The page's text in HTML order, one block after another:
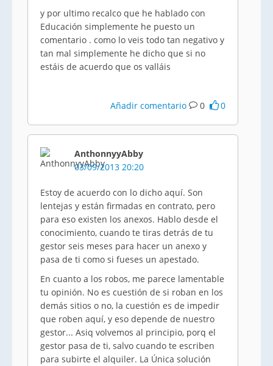
y por ultimo recalco que he hablado con
Educación simplemente he puesto un
comentario . como lo veis todo tan negativo y
tan mal simplemente he dicho que si no
estáis de acuerdo que os valláis
Añadir comentario 0 0
AnthonnyyAbby
03/09/2013 20:20
Estoy de acuerdo con lo dicho aquí. Son
lentejas y están firmadas en contrato, pero
para eso existen los anexos. Hablo desde el
conocimiento, cuando te tiras detrás de tu
gestor seis meses para hacer un anexo y
pasa de ti como si fueses un apestado.
En cuanto a los robos, me parece lamentable
tu opinión. No es cuestión de si roban en los
demás sitios o no, la cuestión es de impedir
que roben aquí, y eso depende de nuestro
gestor... Asiq volvemos al principio, porq el
gestor pasa de ti, salvo cuando te escriben
para subirte el alquiler. La Única solución